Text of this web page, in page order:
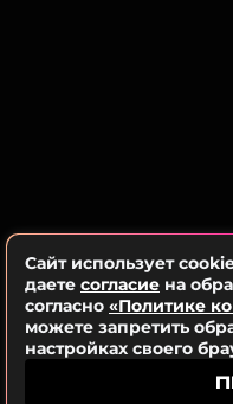
ФОТО: Instagram* Вали
соцсеть; принадлежит
Сайт использует
даете согласие на
согласно «Политике
можете запретить
настройках своего